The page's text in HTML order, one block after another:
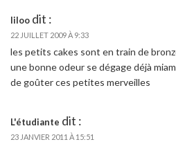
liloo dit :
22 JUILLET 2009 À 9:33
les petits cakes sont en train de
une bonne odeur se dégage déjà
de goûter ces petites merveilles
L'étudiante dit :
23 JANVIER 2011 À 15:51